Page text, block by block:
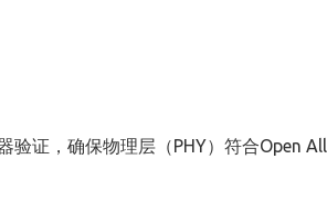
验证，确保物理层（PHY）符合Open